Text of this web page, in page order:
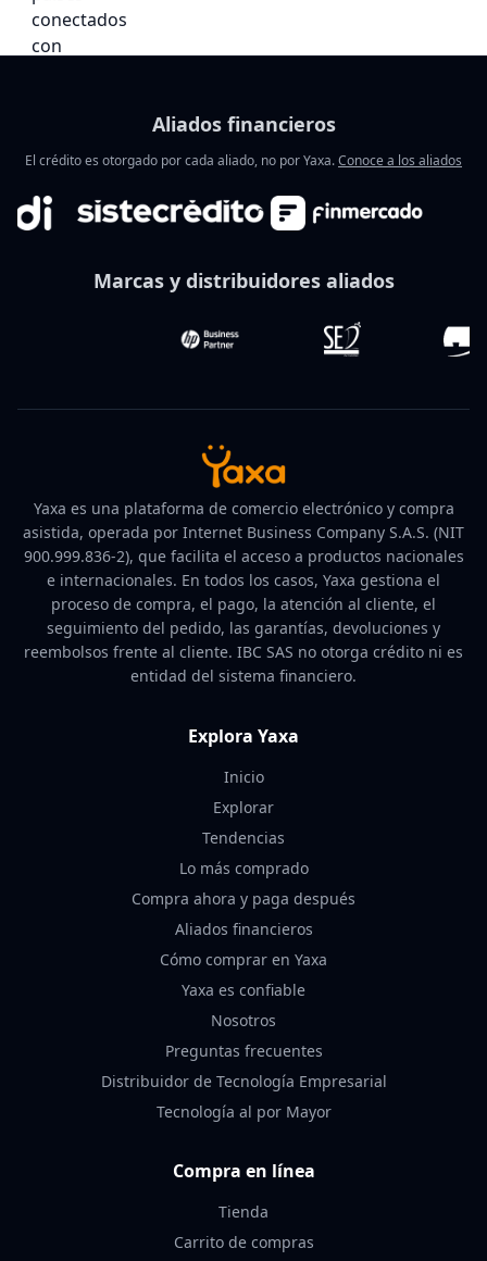
Aliados financieros
El crédito es otorgado por cada aliado, no por Yaxa.Conoce a los aliados
Marcas y distribuidores aliados
Yaxa es una plataforma de comercio electrónico y compra
asistida, operada por Internet Business Company S.A.S. (NIT
900.999.836-2), que facilita el acceso a productos nacionales
e internacionales. En todos los casos, Yaxa gestiona el
proceso de compra, el pago, la atención al cliente, el
seguimiento del pedido, las garantías, devoluciones y
reembolsos frente al cliente. IBC SAS no otorga crédito ni es
entidad del sistema financiero.
Explora Yaxa
Inicio
Explorar
Tendencias
Lo más comprado
Compra ahora y paga después
Aliados financieros
Cómo comprar en Yaxa
Yaxa es confiable
Nosotros
Preguntas frecuentes
Distribuidor de Tecnología Empresarial
Tecnología al por Mayor
Compra en línea
Tienda
Carrito de compras